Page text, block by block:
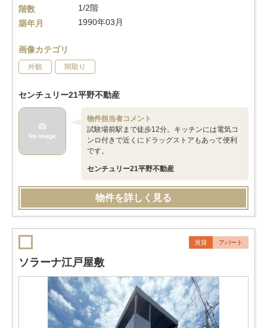
階数
1/2階
築年月
1990年03月
画像カテゴリ
外観 間取り
センチュリー21平野不動産
物件担当者コメント
試験場前駅まで徒歩12分。キッチンには電気コ
ンロ付きで近くにドラッグストアもあって便利
です。
センチュリー21平野不動産
物件を詳しく見る
賃貸 アパート
ソラーナ江戸屋敷